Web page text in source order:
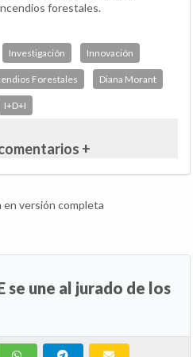
forestales.
Investigación Innovación
Forestales Diana Morant
I+D+I
+
versión completa
se une al jurado de los